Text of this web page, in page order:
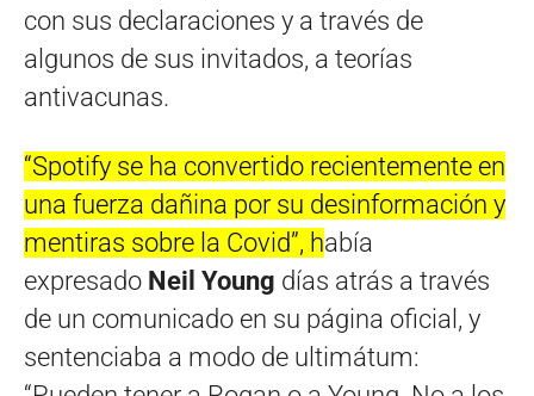
con sus declaraciones y a través de
algunos de sus invitados, a teorías
antivacunas.
“Spotify se ha convertido recientemente en
una fuerza dañina por su desinformación y
mentiras sobre la Covid”, había
expresado Neil Young días atrás a través
de un comunicado en su página oficial, y
sentenciaba a modo de ultimátum: